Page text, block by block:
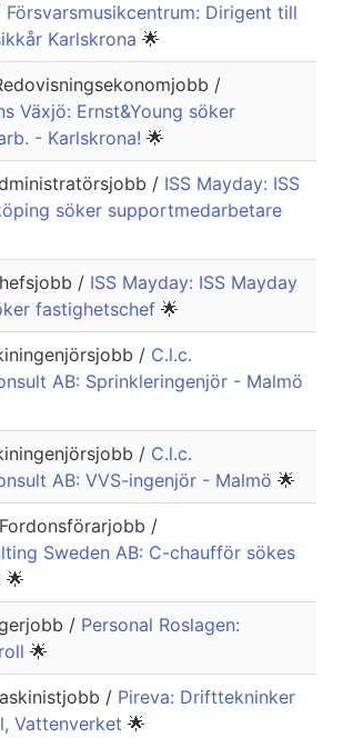
Försvarsmusikcentrum: Dirigent till
Karlskrona 🌟
/
Växjö: Ernst&Young söker
- Karlskrona! 🌟
/ ISS Mayday: ISS
söker supportmedarbetare
/ ISS Mayday: ISS Mayday
fastighetschef 🌟
/ C.l.c.
AB: Sprinkleringenjör - Malmö
/ C.l.c.
AB: VVS-ingenjör - Malmö 🌟
/
Sweden AB: C-chaufför sökes
🌟
/ Personal Roslagen:
🌟
/ Pireva: Drifttekninker
Vattenverket 🌟